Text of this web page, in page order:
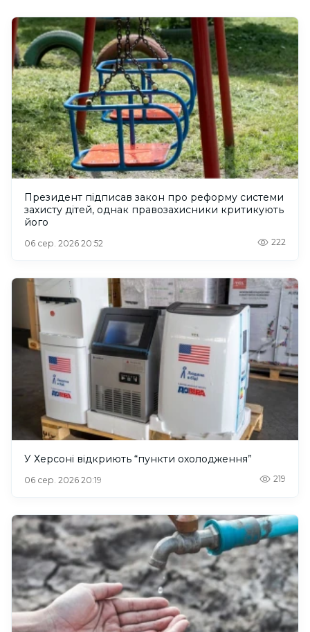
Президент підписав закон про реформу системи
захисту дітей, однак правозахисники критикують
його
06 сер. 2026 20:52 222
У Херсоні відкриють “пункти охолодження”
06 сер. 2026 20:19 219